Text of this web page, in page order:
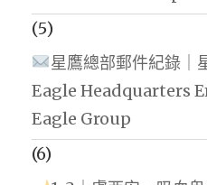
(5)
星鷹總部郵件紀錄
Eagle Headquarters
Eagle Group
(6)